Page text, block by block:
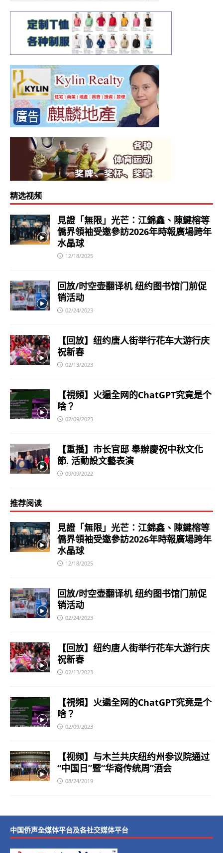
精选视频
見證「無限」光芒：江錦鑫、陳鍵榕等
僑界領袖受邀參訪2026年時報廣場跨年
水晶球
12/18/2025
回放/时空壶翻译机 纽约图书馆门前促
销活动
02/24/2023
【回放】纽约唐人街举行花车大游行庆
祝新春
02/13/2023
【視頻】火遍全网的ChatGPT究竟是个
啥？
02/09/2023
【重播】市长官邸 舉辦慶祝中秋文化
節. 活動設文藝表演
09/09/2022
推荐阅读
見證「無限」光芒：江錦鑫、陳鍵榕等
僑界領袖受邀參訪2026年時報廣場跨年
水晶球
12/18/2025
回放/时空壶翻译机 纽约图书馆门前促
销活动
02/24/2023
【回放】纽约唐人街举行花车大游行庆
祝新春
02/13/2023
【視頻】火遍全网的ChatGPT究竟是个
啥？
02/09/2023
【视频】与木兰共庆纽约州参议院通过
“中国日”暨“华裔传统周”酒会
08/24/2019
中国侨声全媒体平台及各社交媒体平台